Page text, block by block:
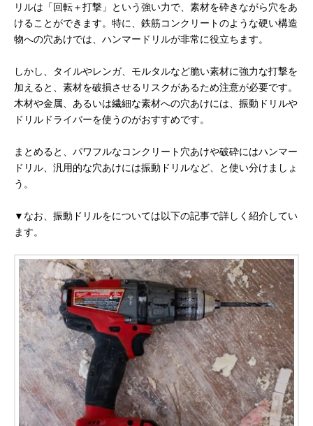
リルは「回転＋打撃」という強い力で、素材を砕きながら穴をあ
けることができます。特に、鉄筋コンクリートのような硬い構造
物への穴あけでは、ハンマードリルが非常に役立ちます。
しかし、タイルやレンガ、モルタルなど脆い素材に強力な打撃を
加えると、素材を破損させるリスクがあるため注意が必要です。
木材や金属、あるいは繊細な素材への穴あけには、振動ドリルや
ドリルドライバーを使うのがおすすめです。
まとめると、パワフルなコンクリート穴あけや破砕にはハンマー
ドリル、汎用的な穴あけには振動ドリルなど、と使い分けましょ
う。
▼なお、振動ドリルをについては以下の記事で詳しく紹介してい
ます。